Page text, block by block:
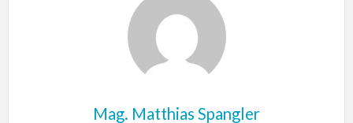
Mag. Matthias Spangler